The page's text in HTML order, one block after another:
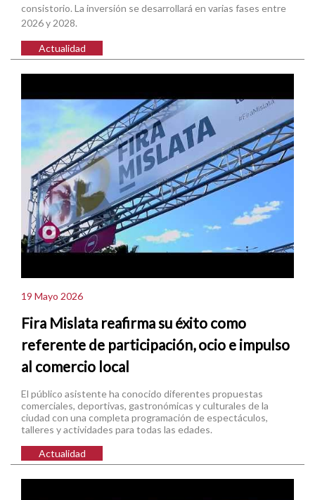
consistorio. La inversión se desarrollará en varias fases entre
2026 y 2028.
Actualidad
19 Mayo 2026
Fira Mislata reafirma su éxito como
referente de participación, ocio e impulso
al comercio local
El público asistente ha conocido diferentes propuestas
comerciales, deportivas, gastronómicas y culturales de la
ciudad con una completa programación de espectáculos,
talleres y actividades para todas las edades.
Actualidad